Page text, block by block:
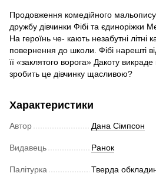
Продовження комедійного
дружбу дівчинки Фібі та єдиноріжки
На героїнь че- кають незабутні літні
повернення до школи. Фібі нарешті
її «заклятого ворога» Дакоту
зробить це дівчинку щасливою?
Характеристики
Автор Дана Сімпсон
Видавець Ранок
Палітурка Тверда